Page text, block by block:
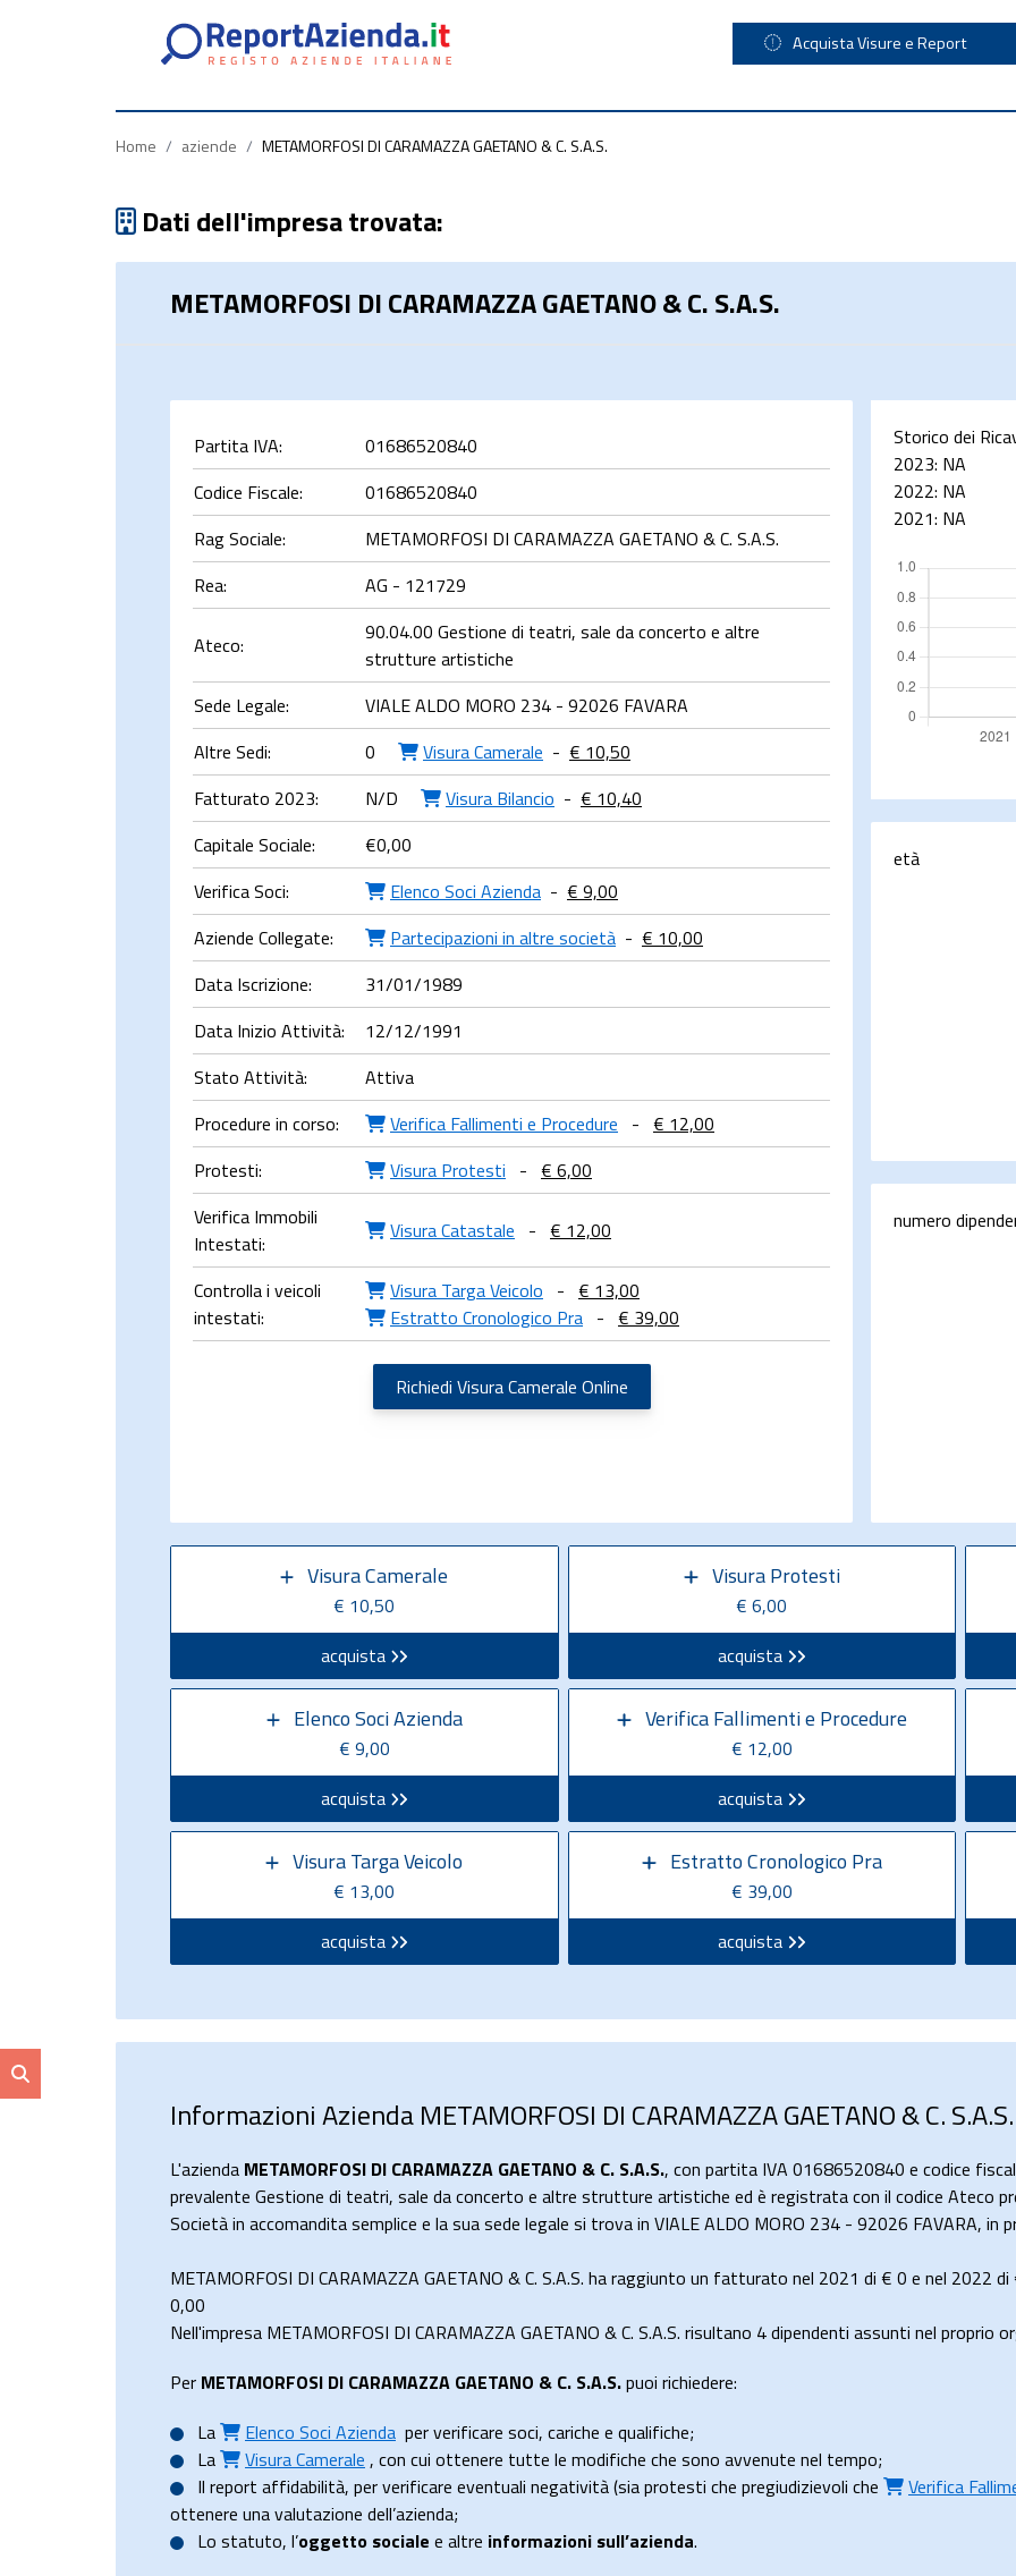
Acquista Visure e Report
Home / aziende / METAMORFOSI DI CARAMAZZA GAETANO & C. S.A.S.
Dati dell'impresa trovata:
METAMORFOSI DI CARAMAZZA GAETANO & C. S.A.S.
Partita IVA:
01686520840
Codice Fiscale:
01686520840
Rag Sociale:
METAMORFOSI DI CARAMAZZA GAETANO & C. S.A.S.
Rea:
AG - 121729
Ateco:
90.04.00 Gestione di teatri, sale da concerto e altre
strutture artistiche
Sede Legale:
VIALE ALDO MORO 234 - 92026 FAVARA
Altre Sedi:
0 Visura Camerale - € 10,50
Fatturato 2023:
N/D Visura Bilancio - € 10,40
Capitale Sociale:
€0,00
Verifica Soci:
Elenco Soci Azienda - € 9,00
Aziende Collegate:
Partecipazioni in altre società - € 10,00
Data Iscrizione:
31/01/1989
Data Inizio Attività:
12/12/1991
Stato Attività:
Attiva
Procedure in corso:
Verifica Fallimenti e Procedure - € 12,00
Protesti:
Visura Protesti - € 6,00
Verifica Immobili
Intestati:
Visura Catastale - € 12,00
Controlla i veicoli
intestati:
Visura Targa Veicolo - € 13,00
Estratto Cronologico Pra - € 39,00
Richiedi Visura Camerale Online
Storico dei
2023: NA
2022: NA
2021: NA
età
numero
Visura Camerale
€ 10,50
acquista
Visura Protesti
€ 6,00
acquista
Elenco Soci Azienda
€ 9,00
acquista
Verifica Fallimenti e Procedure
€ 12,00
acquista
Visura Targa Veicolo
€ 13,00
acquista
Estratto Cronologico Pra
€ 39,00
acquista
Informazioni Azienda METAMORFOSI DI CARAMAZZA GAETANO & C. S.A.S.
L'azienda METAMORFOSI DI CARAMAZZA GAETANO & C. S.A.S., con partita IVA 01686520840 e codice
prevalente Gestione di teatri, sale da concerto e altre strutture artistiche ed è registrata con il codice Ateco
Società in accomandita semplice e la sua sede legale si trova in VIALE ALDO MORO 234 - 92026 FAVARA, in
METAMORFOSI DI CARAMAZZA GAETANO & C. S.A.S. ha raggiunto un fatturato nel 2021 di € 0 e nel 2022 di
0,00
Nell'impresa METAMORFOSI DI CARAMAZZA GAETANO & C. S.A.S. risultano 4 dipendenti assunti nel proprio
Per METAMORFOSI DI CARAMAZZA GAETANO & C. S.A.S.puoi richiedere:
La
Elenco Soci Azienda per verificare soci, cariche e qualifiche;
La
Visura Camerale , con cui ottenere tutte le modifiche che sono avvenute nel tempo;
Il report affidabilità, per verificare eventuali negatività (sia protesti che pregiudizievoli che Verifica
ottenere una valutazione dell’azienda;
Lo statuto, l’oggetto sociale e altre informazioni sull’azienda.